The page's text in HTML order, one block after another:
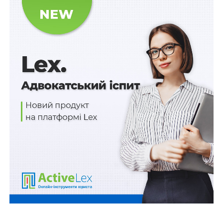
рад держпідприємств в умовах війни
Скасовано показники продуктивності насосних
станцій, які передаються організаціям
Обмеження на перетин кордону скасовано для
ПОВ'ЯЗАНІ ТЕМИ: FEATURED
НАСТУПНА
Служба в органах і підрозділах цивільного
захисту включається до вислуги років
НЕ ПРОПУСТІТЬ
Перевезення добровольців з іноземних держав
для проходження військової служби, їх
харчування та проживання – бюджетним